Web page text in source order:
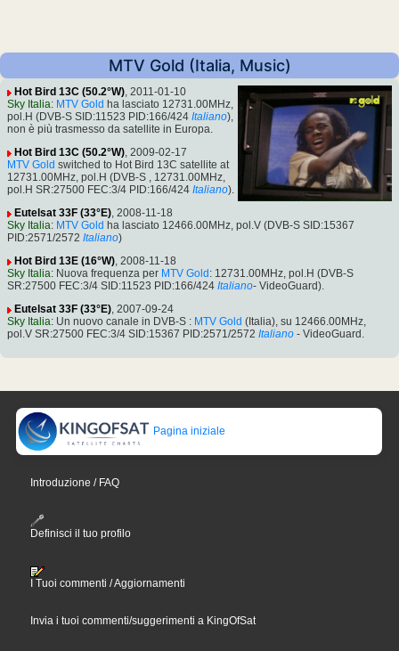
MTV Gold (Italia, Music)
Hot Bird 13C (50.2°W), 2011-01-10
Sky Italia: MTV Gold ha lasciato 12731.00MHz,
pol.H (DVB-S SID:11523 PID:166/424 Italiano),
non è più trasmesso da satellite in Europa.
Hot Bird 13C (50.2°W), 2009-02-17
MTV Gold switched to Hot Bird 13C satellite at
12731.00MHz, pol.H (DVB-S , 12731.00MHz,
pol.H SR:27500 FEC:3/4 PID:166/424 Italiano).
Eutelsat 33F (33°E), 2008-11-18
Sky Italia: MTV Gold ha lasciato 12466.00MHz, pol.V (DVB-S SID:15367
PID:2571/2572 Italiano)
Hot Bird 13E (16°W), 2008-11-18
Sky Italia: Nuova frequenza per MTV Gold : 12731.00MHz, pol.H (DVB-S
SR:27500 FEC:3/4 SID:11523 PID:166/424 Italiano- VideoGuard).
Eutelsat 33F (33°E), 2007-09-24
Sky Italia: Un nuovo canale in DVB-S : MTV Gold (Italia), su 12466.00MHz,
pol.V SR:27500 FEC:3/4 SID:15367 PID:2571/2572 Italiano - VideoGuard.
Pagina iniziale
Introduzione / FAQ
Definisci il tuo profilo
I Tuoi commenti / Aggiornamenti
Invia i tuoi commenti/suggerimenti a KingOfSat